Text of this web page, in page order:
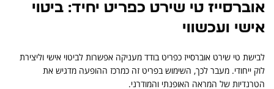
אוברסייז טי שירט כפריט יחיד: ביטוי
אישי ועכשווי
לבישת טי שירט אוברסייז כפריט בודד מעניקה אפשרות לביטוי אישי וליצירת
לוק ייחודי. מעבר לכך, השימוש בפריט זה כמרכז ההופעה מדגיש את
הטרנדיות של המראה האופנתי והמודרני.